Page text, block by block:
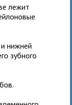
лежит
нижней
зубного